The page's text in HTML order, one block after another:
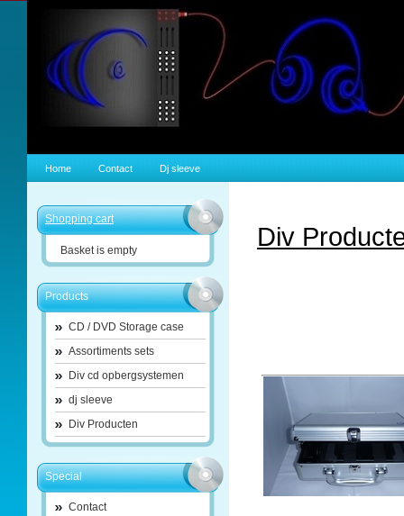
Home Contact Dj sleeve
Shopping cart
Basket is empty
Products
CD / DVD Storage case
Assortiments sets
Div cd opbergsystemen
dj sleeve
Div Producten
Special
Contact
Div